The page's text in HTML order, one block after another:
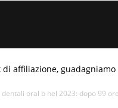
affiliazione,
oral b nel 2023: dopo 99